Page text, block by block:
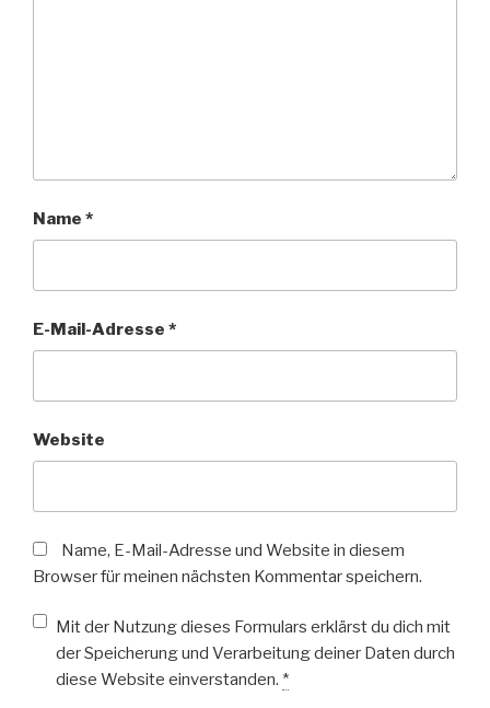
Name *
E-Mail-Adresse *
Website
Name, E-Mail-Adresse und Website in diesem
Browser für meinen nächsten Kommentar speichern.
Mit der Nutzung dieses Formulars erklärst du dich mit
der Speicherung und Verarbeitung deiner Daten durch
diese Website einverstanden. *